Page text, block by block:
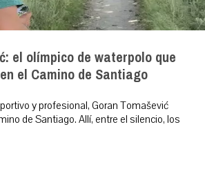
el olímpico de waterpolo que
el Camino de Santiago
y profesional, Goran Tomašević
de Santiago. Allí, entre el silencio, los